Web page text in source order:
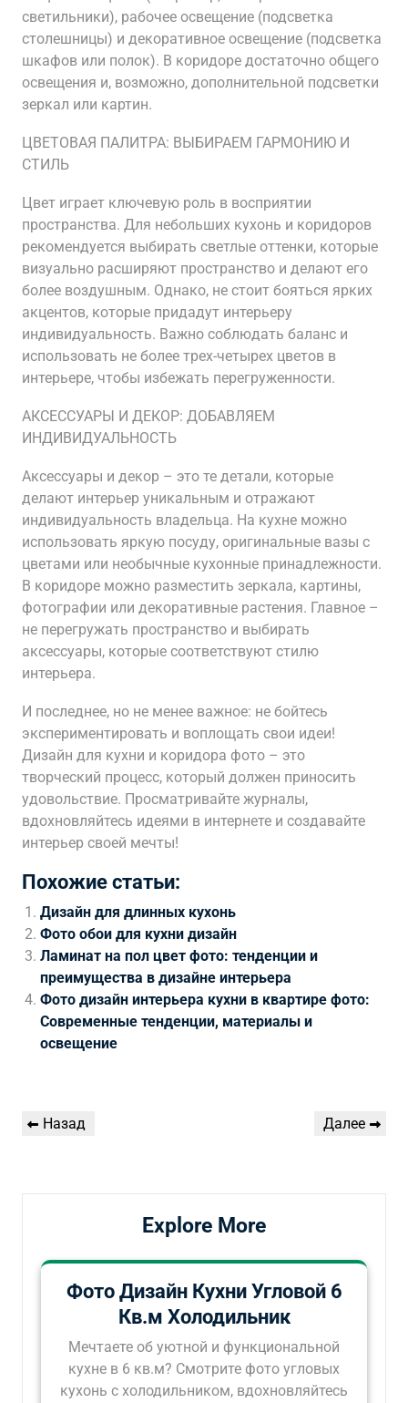
светильники), рабочее освещение (подсветка
столешницы) и декоративное освещение (подсветка
шкафов или полок). В коридоре достаточно общего
освещения и, возможно, дополнительной подсветки
зеркал или картин.
ЦВЕТОВАЯ ПАЛИТРА: ВЫБИРАЕМ ГАРМОНИЮ И
СТИЛЬ
Цвет играет ключевую роль в восприятии
пространства. Для небольших кухонь и коридоров
рекомендуется выбирать светлые оттенки, которые
визуально расширяют пространство и делают его
более воздушным. Однако, не стоит бояться ярких
акцентов, которые придадут интерьеру
индивидуальность. Важно соблюдать баланс и
использовать не более трех-четырех цветов в
интерьере, чтобы избежать перегруженности.
АКСЕССУАРЫ И ДЕКОР: ДОБАВЛЯЕМ
ИНДИВИДУАЛЬНОСТЬ
Аксессуары и декор – это те детали, которые
делают интерьер уникальным и отражают
индивидуальность владельца. На кухне можно
использовать яркую посуду, оригинальные вазы с
цветами или необычные кухонные принадлежности.
В коридоре можно разместить зеркала, картины,
фотографии или декоративные растения. Главное –
не перегружать пространство и выбирать
аксессуары, которые соответствуют стилю
интерьера.
И последнее, но не менее важное: не бойтесь
экспериментировать и воплощать свои идеи!
Дизайн для кухни и коридора фото – это
творческий процесс, который должен приносить
удовольствие. Просматривайте журналы,
вдохновляйтесь идеями в интернете и создавайте
интерьер своей мечты!
Похожие статьи:
Дизайн для длинных кухонь
Фото обои для кухни дизайн
Ламинат на пол цвет фото: тенденции и
преимущества в дизайне интерьера
Фото дизайн интерьера кухни в квартире фото:
Современные тенденции, материалы и
освещение
Навигация
Предыдущая
Назад
Следующая
Далее
Explore More
Фото Дизайн Кухни Угловой 6
Кв.м Холодильник
Мечтаете об уютной и функциональной
кухне в 6 кв.м? Смотрите фото угловых
кухонь с холодильником, вдохновляйтесь